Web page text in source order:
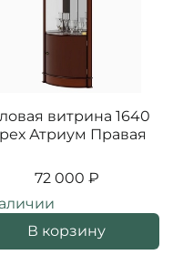
витрина 1640
Атриум Правая
72 000 ₽
В корзину